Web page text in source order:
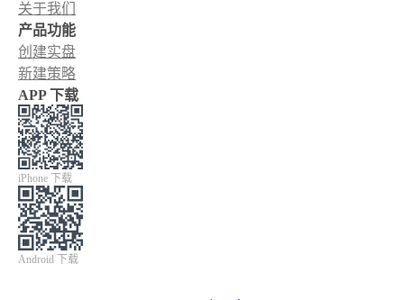
关于我们
产品功能
创建实盘
新建策略
APP 下载
iPhone 下载
Android 下载